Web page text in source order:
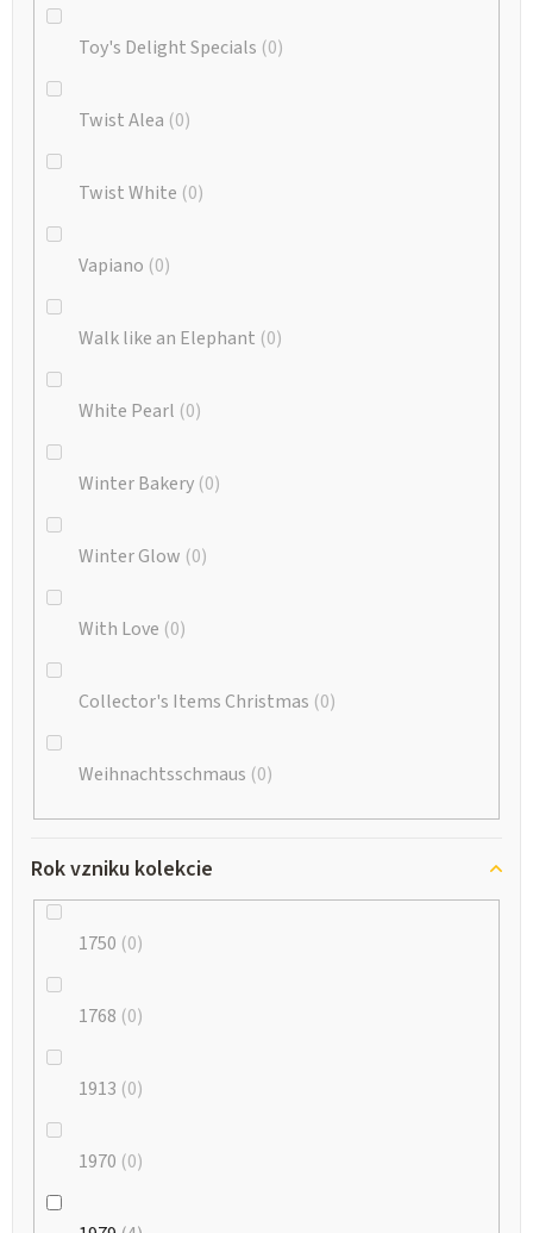
Toy's Delight Specials 0
Twist Alea 0
Twist White 0
Vapiano 0
Walk like an Elephant 0
White Pearl 0
Winter Bakery 0
Winter Glow 0
With Love 0
Collector's Items Christmas 0
Weihnachtsschmaus 0
Rok vzniku kolekcie
1750 0
1768 0
1913 0
1970 0